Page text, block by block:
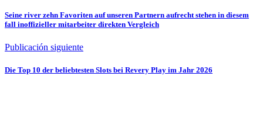
Seine river zehn Favoriten auf unseren Partnern aufrecht stehen in diesem
fall inoffizieller mitarbeiter direkten Vergleich
Publicación siguiente
Die Top 10 der beliebtesten Slots bei Revery Play im Jahr 2026